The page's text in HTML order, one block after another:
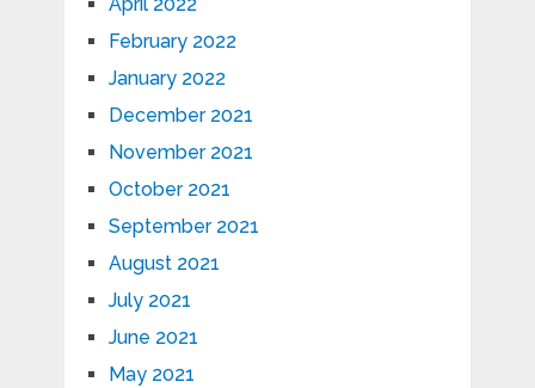
April 2022
February 2022
January 2022
December 2021
November 2021
October 2021
September 2021
August 2021
July 2021
June 2021
May 2021